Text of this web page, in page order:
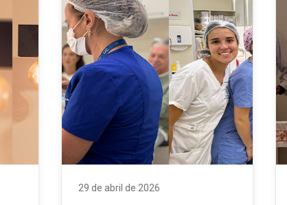
29 de abril de 2026